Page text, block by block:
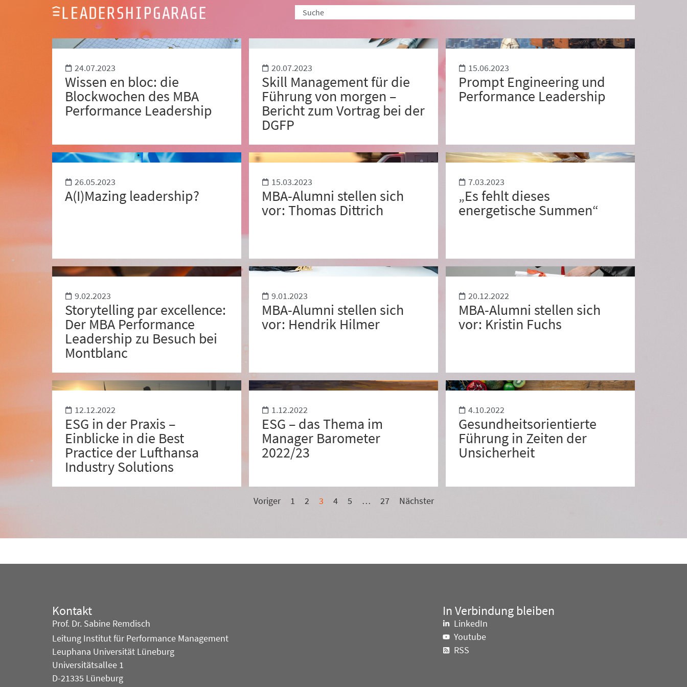
24.07.2023
Wissen en bloc: die
Blockwochen des MBA
Performance Leadership
20.07.2023
Skill Management für die
Führung von morgen –
Bericht zum Vortrag bei der
DGFP
15.06.2023
Prompt Engineering und
Performance Leadership
26.05.2023
A(I)Mazing leadership?
15.03.2023
MBA-Alumni stellen sich
vor: Thomas Dittrich
7.03.2023
„Es fehlt dieses
energetische Summen“
9.02.2023
Storytelling par excellence:
Der MBA Performance
Leadership zu Besuch bei
Montblanc
9.01.2023
MBA-Alumni stellen sich
vor: Hendrik Hilmer
20.12.2022
MBA-Alumni stellen sich
vor: Kristin Fuchs
12.12.2022
ESG in der Praxis –
Einblicke in die Best
Practice der Lufthansa
Industry Solutions
1.12.2022
ESG – das Thema im
Manager Barometer
2022/23
4.10.2022
Gesundheitsorientierte
Führung in Zeiten der
Unsicherheit
Voriger 1 2 3 4 5 … 27 Nächster
Kontakt
Prof. Dr. Sabine Remdisch
Leitung Institut für Performance Management
Leuphana Universität Lüneburg
Universitätsallee 1
D-21335 Lüneburg
In Verbindung bleiben
LinkedIn
Youtube
RSS